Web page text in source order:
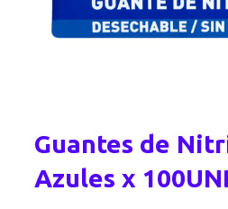
Guantes de
Azules x